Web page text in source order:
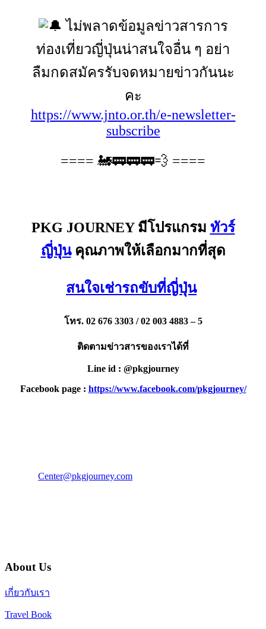
ไม่พลาดข้อมูลข่าวสารการ
ท่องเที่ยวญี่ปุ่นน่าสนใจอื่น ๆ อย่า
ลืมกดสมัครรับจดหมายข่าวกันนะ
คะ
https://www.jnto.or.th/e-newsletter-
subscribe
==== 🚂🚃🚃🚃💨 ====
PKG JOURNEY มีโปรแกรม ทัวร์
ญี่ปุ่นคุณภาพให้เลือกมากที่สุด
สนใจเช่ารถขับที่ญี่ปุ่น
โทร. 02 676 3303 / 02 003 4883 – 5
ติดตามข่าวสารของเราได้ที่
Line id : @pkgjourney
Facebook page : https://www.facebook.com/pkgjourney/
Center@pkgjourney.com
About Us
เกี่ยวกับเรา
Travel Book